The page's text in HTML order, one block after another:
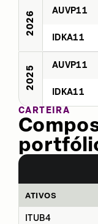
2026 AUVP11
IDKA11
2025 AUVP11
IDKA11
CARTEIRA
ATIVOS
ITUB4